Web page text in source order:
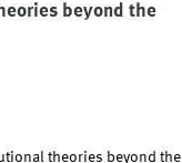
beyond the
theories beyond the